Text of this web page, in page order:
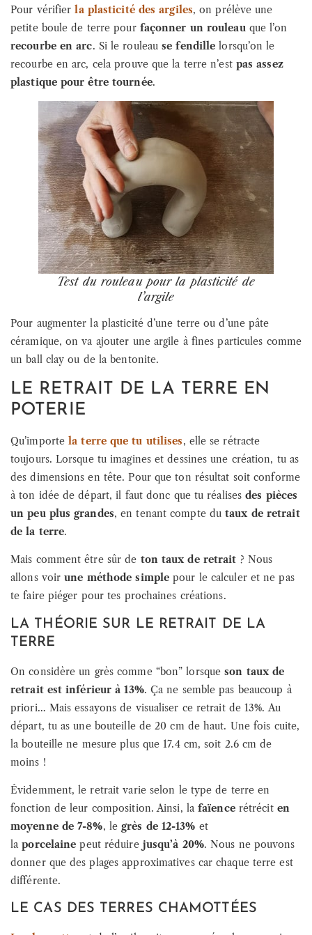
Pour vérifierla plasticité des argiles, on prélève une
petite boule de terre pour façonner un rouleauque l’on
recourbe en arc. Si le rouleause fendillelorsqu’on le
recourbe en arc, cela prouve que la terre n’est pas assez
plastique pour être tournée.
Test du rouleau pour la plasticité de
l’argile
Pour augmenter la plasticité d’une terre ou d’une pâte
céramique, on va ajouter une argile à fines particules comme
un ball clay ou de la bentonite.
LE RETRAIT DE LA TERRE EN
POTERIE
Qu’importe la terre que tu utilises, elle se rétracte
toujours. Lorsque tu imagines et dessines une création, tu as
des dimensions en tête. Pour que ton résultat soit conforme
à ton idée de départ, il faut donc que tu réalisesdes pièces
un peu plus grandes, en tenant compte dutaux de retrait
de la terre.
Mais comment être sûr de ton taux de retrait ? Nous
allons voirune méthode simplepour le calculer et ne pas
te faire piéger pour tes prochaines créations.
LA THÉORIE SUR LE RETRAIT DE LA
TERRE
On considère un grès comme “bon” lorsque son taux de
retrait est inférieur à 13%. Ça ne semble pas beaucoup à
priori… Mais essayons de visualiser ce retrait de 13%. Au
départ, tu as une bouteille de 20 cm de haut. Une fois cuite,
la bouteille ne mesure plus que 17.4 cm, soit 2.6 cm de
moins !
Évidemment, le retrait varie selon le type de terre en
fonction de leur composition. Ainsi, lafaïence rétréciten
moyenne de 7-8%, le grès de 12-13% et
laporcelainepeut réduire jusqu’à 20%. Nous ne pouvons
donner que des plages approximatives car chaque terre est
différente.
LE CAS DES TERRES CHAMOTTÉES